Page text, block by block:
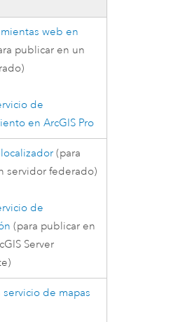
web en
publicar en un
de
enArcGIS Pro
(para
servidor federado)
de
(para publicar en
Server
de mapas